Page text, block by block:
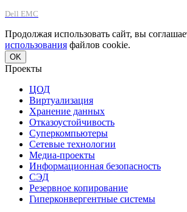
Dell EMC
Продолжая использовать сайт, вы
использования файлов cookie.
OK
Проекты
ЦОД
Виртуализация
Хранение данных
Отказоустойчивость
Суперкомпьютеры
Сетевые технологии
Медиа-проекты
Информационная безопасность
СЭД
Резервное копирование
Гиперконвергентные системы